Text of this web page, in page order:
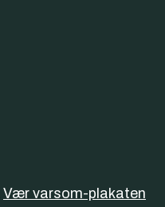
Vær varsom-plakaten